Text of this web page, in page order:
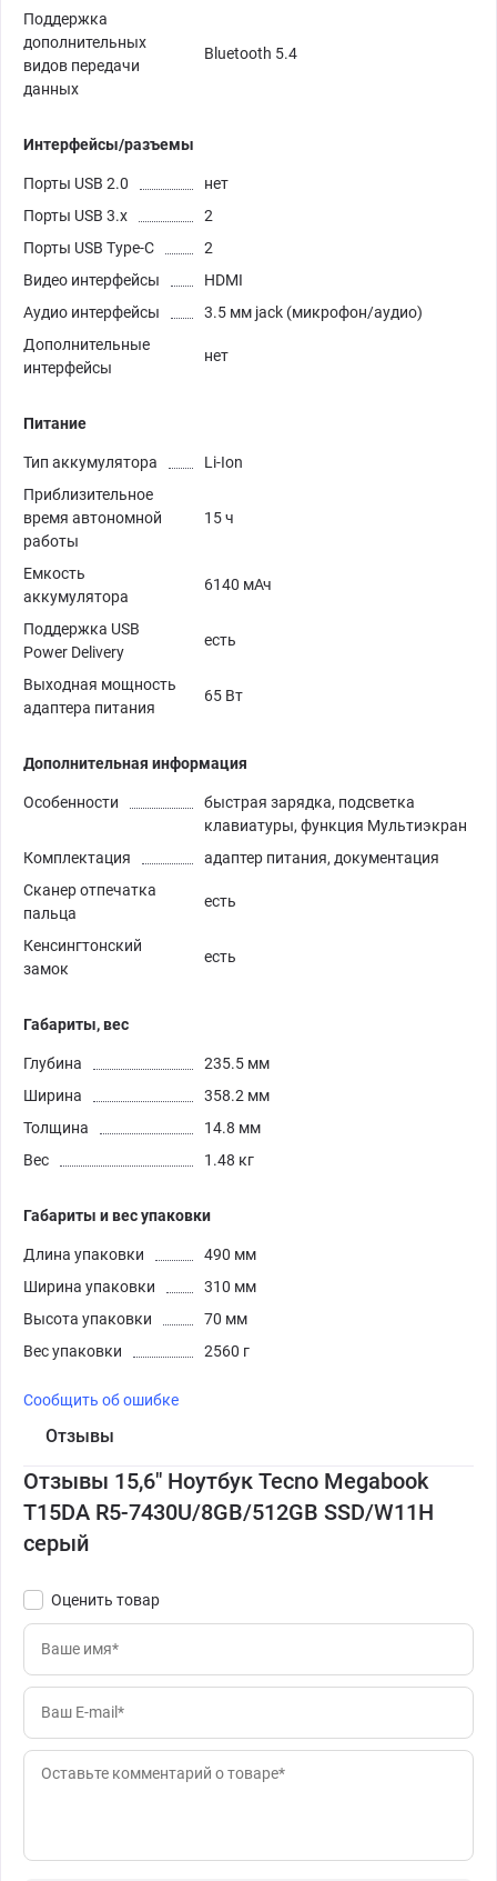
Поддержка
дополнительных
видов передачи
данных
Bluetooth 5.4
Интерфейсы/разъемы
Порты USB 2.0
нет
Порты USB 3.х
2
Порты USB Type-C
2
Видео интерфейсы
HDMI
Аудио интерфейсы
3.5 мм jack (микрофон/аудио)
Дополнительные
интерфейсы
нет
Питание
Тип аккумулятора
Li-Ion
Приблизительное
время автономной
работы
15 ч
Емкость
аккумулятора
6140 мАч
Поддержка USB
Power Delivery
есть
Выходная мощность
адаптера питания
65 Вт
Дополнительная информация
Особенности
быстрая зарядка, подсветка
клавиатуры, функция Мультиэкран
Комплектация
адаптер питания, документация
Сканер отпечатка
пальца
есть
Кенсингтонский
замок
есть
Габариты, вес
Глубина
235.5 мм
Ширина
358.2 мм
Толщина
14.8 мм
Вес
1.48 кг
Габариты и вес упаковки
Длина упаковки
490 мм
Ширина упаковки
310 мм
Высота упаковки
70 мм
Вес упаковки
2560 г
Сообщить об ошибке
Отзывы
Отзывы 15,6" Ноутбук Tecno Megabook
T15DA R5-7430U/8GB/512GB SSD/W11H
серый
Оценить товар